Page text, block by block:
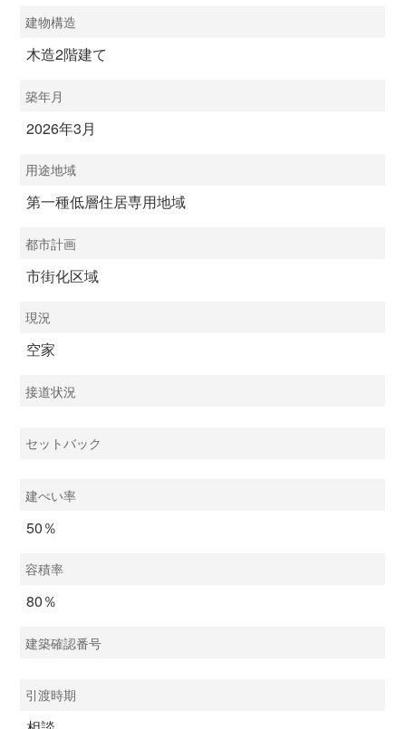
建物構造
木造2階建て
築年月
2026年3月
用途地域
第一種低層住居専用地域
都市計画
市街化区域
現況
空家
接道状況
セットバック
建ぺい率
50％
容積率
80％
建築確認番号
引渡時期